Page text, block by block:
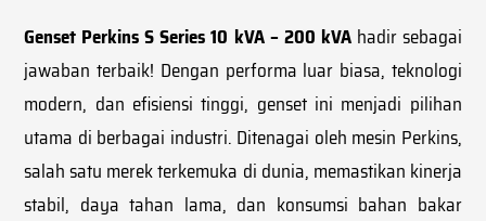
Genset Perkins S Series 10 kVA – 200 kVAhadir sebagai
jawaban terbaik! Dengan performa luar biasa, teknologi
modern, dan efisiensi tinggi, genset ini menjadi pilihan
utama di berbagai industri. Ditenagai oleh mesin Perkins,
salah satu merek terkemuka di dunia, memastikan kinerja
stabil, daya tahan lama, dan konsumsi bahan bakar